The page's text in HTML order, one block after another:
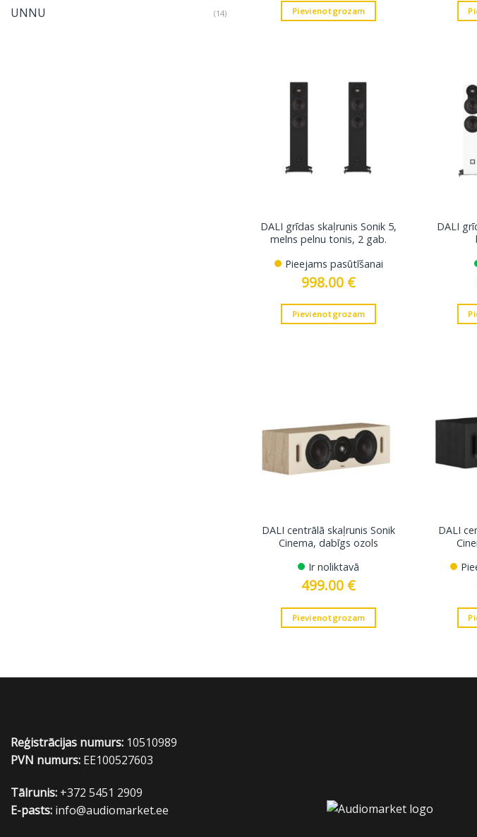
UNNU (14) Pievienot grozam
DALI grīdas skaļrunis Sonik 5,
melns pelnu tonis, 2 gab.
Pieejams pasūtīšanai
998.00 €
Pievienot grozam
DALI
DALI centrālā skaļrunis Sonik
Cinema, dabīgs ozols
Ir noliktavā
499.00 €
Pievienot grozam
DALI
Reģistrācijas numurs: 10510989
PVN numurs: EE100527603
Tālrunis: +372 5451 2909
E-pasts: info@audiomarket.ee